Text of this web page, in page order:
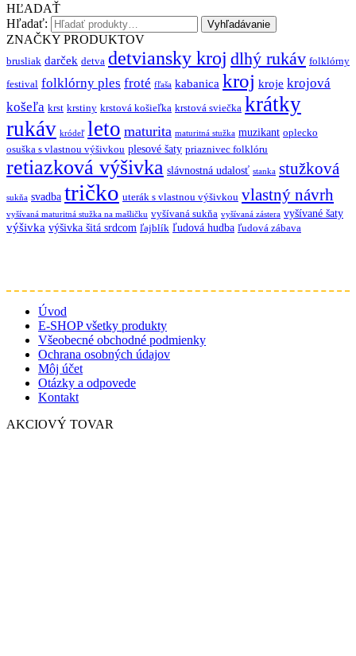
HĽADAŤ
Hľadať:
Vyhľadávanie
ZNAČKY PRODUKTOV
brusliak darček detva detviansky kroj dlhý rukáv folklórny
festival folklórny ples froté fľaša kabanica kroj kroje krojová
košeľa krst krstiny krstová košieľka krstová sviečka krátky
rukáv kródeľ leto maturita maturitná stužka muzikant oplecko
osuška s vlastnou výšivkou plesové šaty priaznivec folklóru
retiazková výšivka slávnostná udalosť stanka stužková
sukňa svadba tričko uterák s vlastnou výšivkou vlastný návrh
vyšívaná maturitná stužka na mašličku vyšívaná sukňa vyšívaná zástera vyšívané šaty
výšivka výšivka šitá srdcom ľajblík ľudová hudba ľudová zábava
Úvod
E-SHOP všetky produkty
Všeobecné obchodné podmienky
Ochrana osobných údajov
Môj účet
Otázky a odpovede
Kontakt
AKCIOVÝ TOVAR